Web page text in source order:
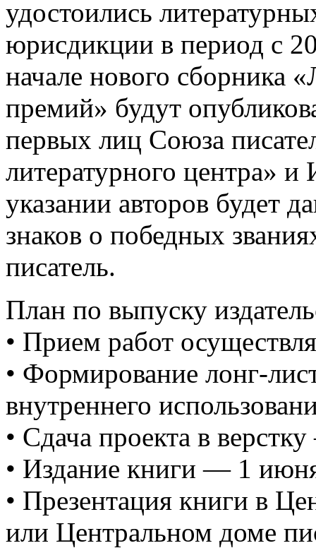
удостоились
юрисдикции в период с
начале нового сборника
премий» будут
первых лиц Союза
литературного центра»
указании авторов будет
знаков о победных
писатель.
План по выпуску
• Прием работ
• Формирование лонг-
внутреннего
• Сдача проекта в
• Издание книги — 1
• Презентация книги в
или Центральном доме